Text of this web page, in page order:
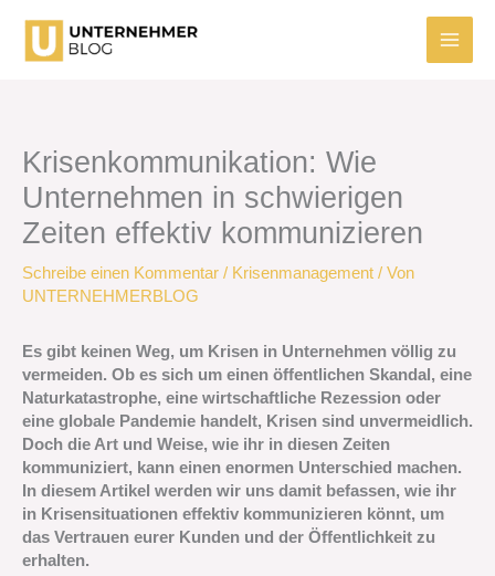
springen
Krisenkommunikation: Wie
Unternehmen in schwierigen
Zeiten effektiv kommunizieren
Schreibe einen Kommentar / Krisenmanagement / Von
UNTERNEHMERBLOG
Es gibt keinen Weg, um Krisen in Unternehmen völlig zu
vermeiden. Ob es sich um einen öffentlichen Skandal, eine
Naturkatastrophe, eine wirtschaftliche Rezession oder
eine globale Pandemie handelt, Krisen sind unvermeidlich.
Doch die Art und Weise, wie ihr in diesen Zeiten
kommuniziert, kann einen enormen Unterschied machen.
In diesem Artikel werden wir uns damit befassen, wie ihr
in Krisensituationen effektiv kommunizieren könnt, um
das Vertrauen eurer Kunden und der Öffentlichkeit zu
erhalten.